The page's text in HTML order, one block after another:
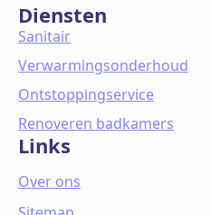
Diensten
Sanitair
Verwarmingsonderhoud
Ontstoppingservice
Renoveren badkamers
Links
Over ons